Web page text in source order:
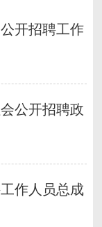
开招聘工作
公开招聘政
作人员总成